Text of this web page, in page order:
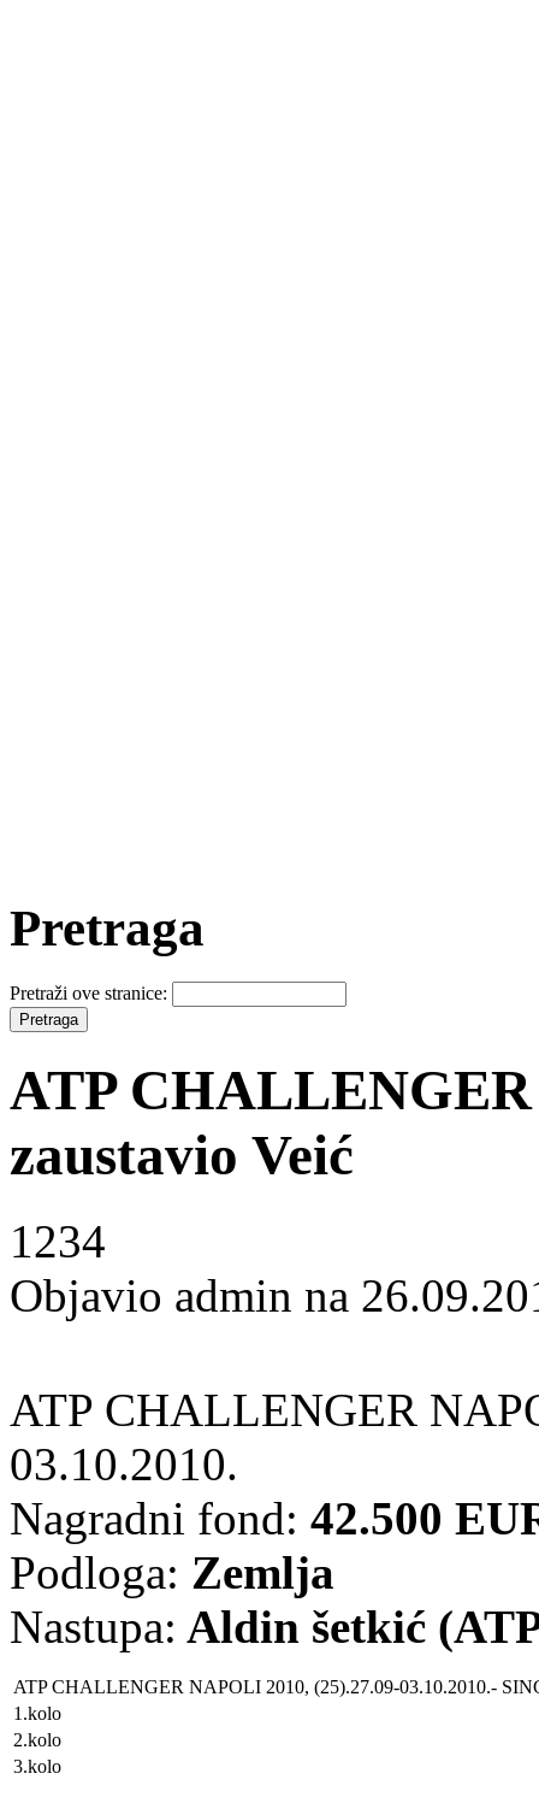
Pretraga
Pretraži ove stranice:
ATP
zaustavio Veić
1234
Objavio admin na
ATP CHALLENGER
03.10.2010.
Nagradni fond: 42.500
Podloga: Zemlja
Nastupa: Aldin šetkić
ATP CHALLENGER NAPOLI 2010, (25).27.09-03.10.2010.-
1.kolo
2.kolo
3.kolo